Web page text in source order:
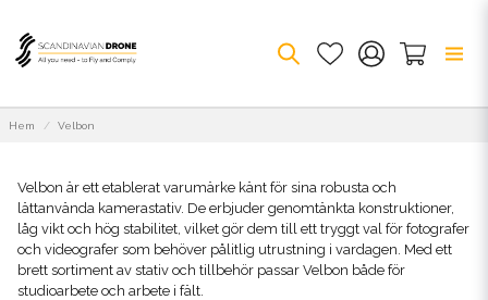
Hem Velbon
Velbon är ett etablerat varumärke känt för sina robusta och
lättanvända kamerastativ. De erbjuder genomtänkta konstruktioner,
låg vikt och hög stabilitet, vilket gör dem till ett tryggt val för fotografer
och videografer som behöver pålitlig utrustning i vardagen. Med ett
brett sortiment av stativ och tillbehör passar Velbon både för
studioarbete och arbete i fält.